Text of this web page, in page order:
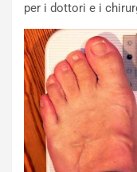
per i dottori e i